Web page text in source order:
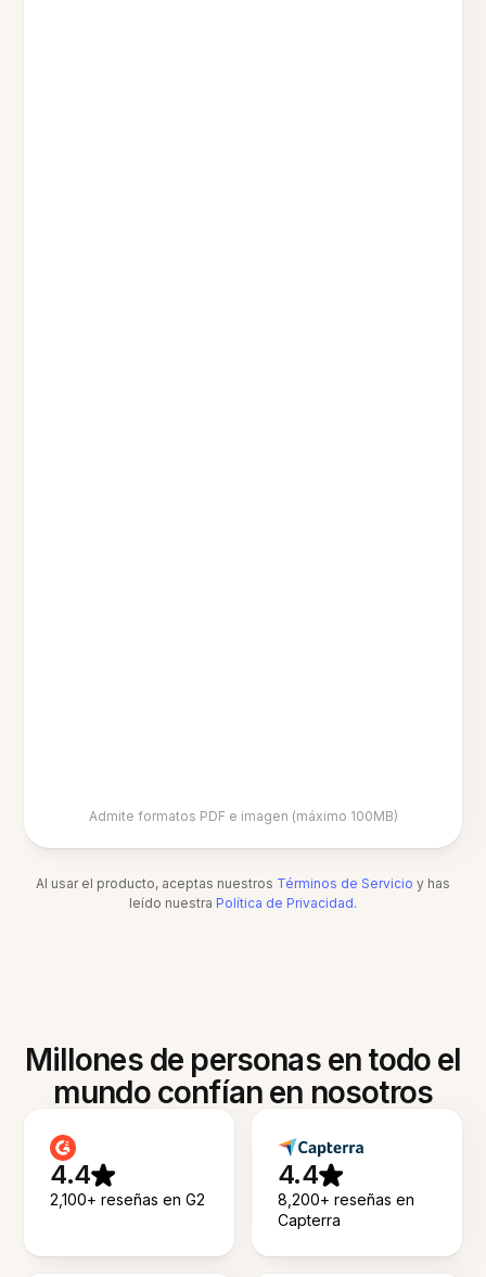
Admite formatos PDF e imagen (máximo 100MB)
Al usar el producto, aceptas nuestros Términos de Servicio y has
leído nuestra Política de Privacidad.
Millones de personas en todo el
mundo confían en nosotros
4.4
2,100+ reseñas en G2
4.4
8,200+ reseñas en
Capterra